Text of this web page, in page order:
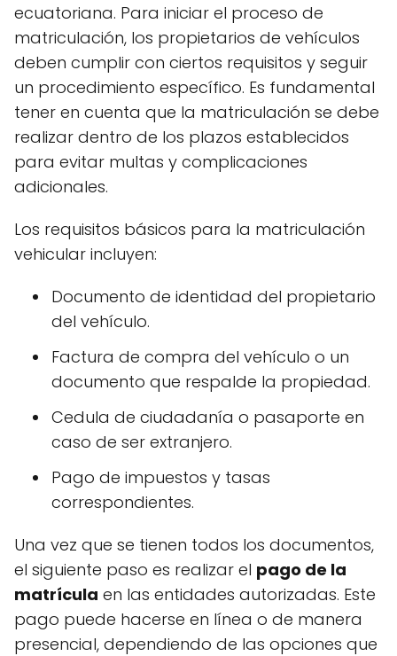
ecuatoriana. Para iniciar el proceso de
matriculación, los propietarios de vehículos
deben cumplir con ciertos requisitos y seguir
un procedimiento específico. Es fundamental
tener en cuenta que la matriculación se debe
realizar dentro de los plazos establecidos
para evitar multas y complicaciones
adicionales.
Los requisitos básicos para la matriculación
vehicular incluyen:
Documento de identidad del propietario
del vehículo.
Factura de compra del vehículo o un
documento que respalde la propiedad.
Cedula de ciudadanía o pasaporte en
caso de ser extranjero.
Pago de impuestos y tasas
correspondientes.
Una vez que se tienen todos los documentos,
el siguiente paso es realizar el pago de la
matrícula en las entidades autorizadas. Este
pago puede hacerse en línea o de manera
presencial, dependiendo de las opciones que